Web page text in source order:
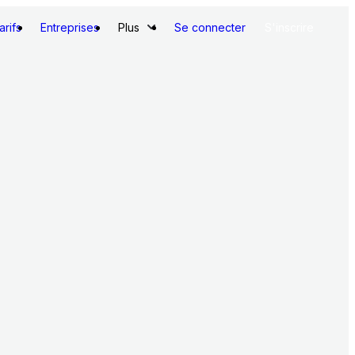
Entreprises Plus Se connecter